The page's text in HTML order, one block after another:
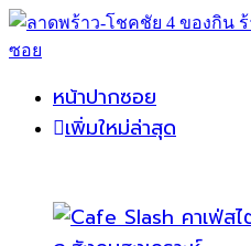
หน้าปากซอย
เพิ่มใหม่ล่าสุด